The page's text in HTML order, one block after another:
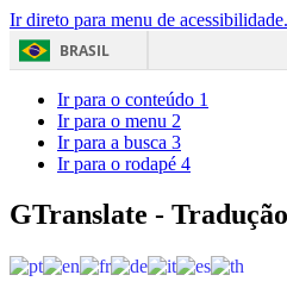
Ir direto para menu de acessibilidade.
BRASIL
Ir para o conteúdo 1
Ir para o menu 2
Ir para a busca 3
Ir para o rodapé 4
GTranslate -